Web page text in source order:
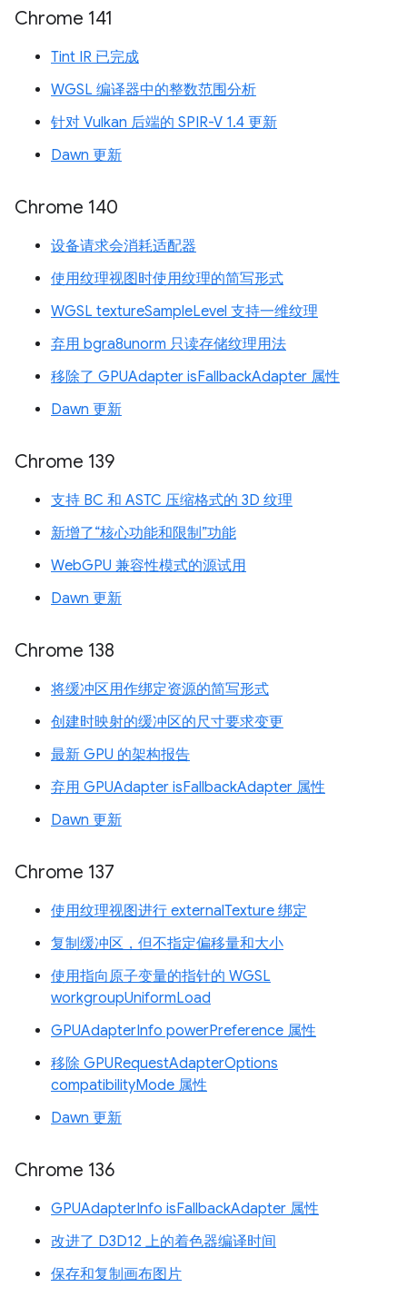
Chrome 141
Tint IR 已完成
WGSL 编译器中的整数范围分析
针对 Vulkan 后端的 SPIR-V 1.4 更新
Dawn 更新
Chrome 140
设备请求会消耗适配器
使用纹理视图时使用纹理的简写形式
WGSL textureSampleLevel 支持一维纹理
弃用 bgra8unorm 只读存储纹理用法
移除了 GPUAdapter isFallbackAdapter 属性
Dawn 更新
Chrome 139
支持 BC 和 ASTC 压缩格式的 3D 纹理
新增了“核心功能和限制”功能
WebGPU 兼容性模式的源试用
Dawn 更新
Chrome 138
将缓冲区用作绑定资源的简写形式
创建时映射的缓冲区的尺寸要求变更
最新 GPU 的架构报告
弃用 GPUAdapter isFallbackAdapter 属性
Dawn 更新
Chrome 137
使用纹理视图进行 externalTexture 绑定
复制缓冲区，但不指定偏移量和大小
使用指向原子变量的指针的 WGSL
workgroupUniformLoad
GPUAdapterInfo powerPreference 属性
移除 GPURequestAdapterOptions
compatibilityMode 属性
Dawn 更新
Chrome 136
GPUAdapterInfo isFallbackAdapter 属性
改进了 D3D12 上的着色器编译时间
保存和复制画布图片